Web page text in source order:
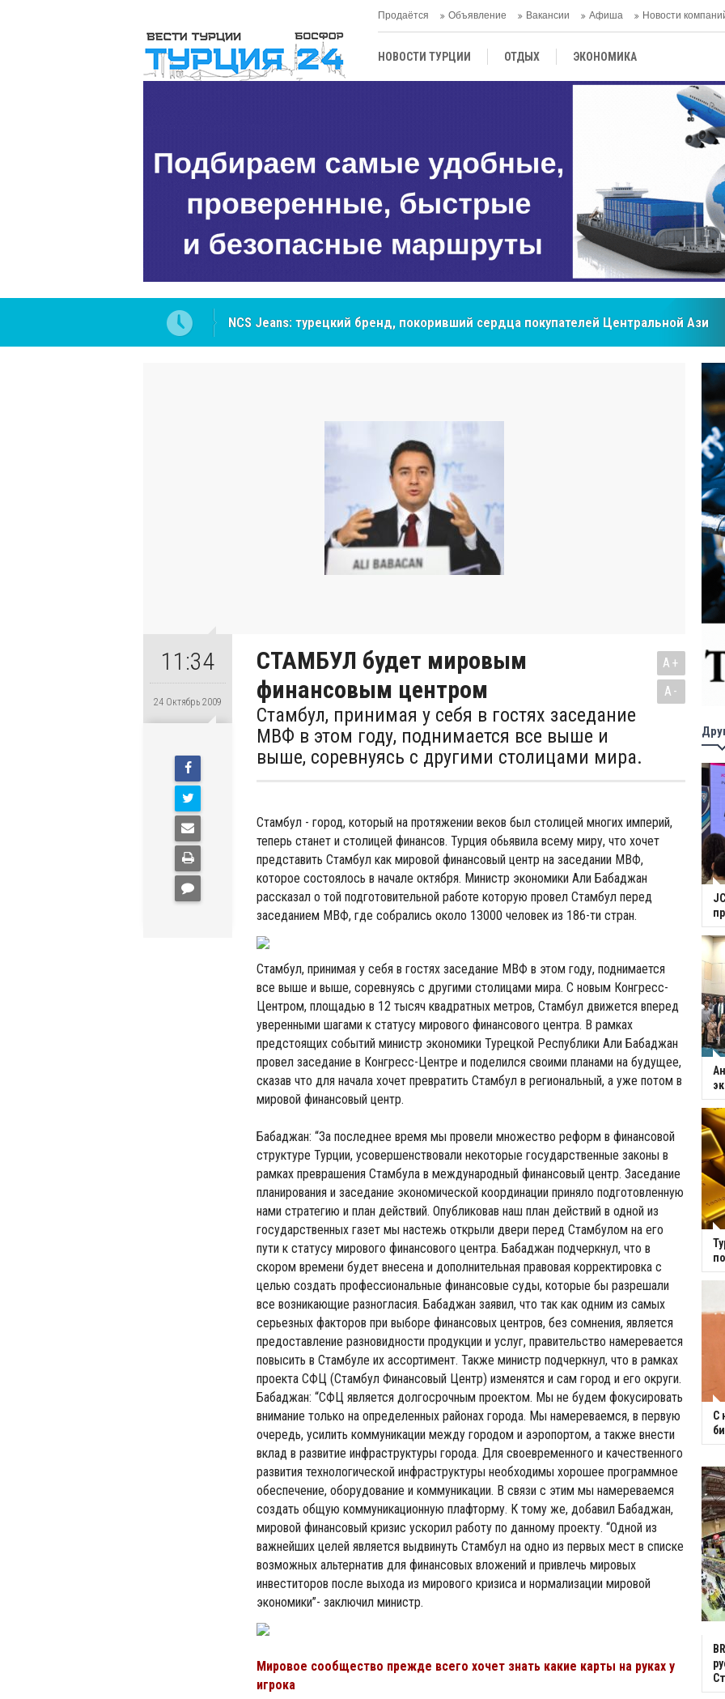
Продаётся Объявление Вакансии Афиша Новости
НОВОСТИ ТУРЦИИ ОТДЫХ ЭКОНОМИКА
ЦЕНТРАЛЬНАЯ АЗИЯ
Cottonhill покоряет мировые рынки
11:34
24 Октябрь 2009
СТАМБУЛ будет мировым
финансовым центром
Стамбул, принимая у себя в гостях заседание
МВФ в этом году, поднимается все выше и
выше, соревнуясь с другими столицами мира.
A+
A-
Стамбул - город, который на протяжении веков был столицей многих империй,
теперь станет и столицей финансов. Турция обьявила всему миру, что хочет
представить Стамбул как мировой финансовый центр на заседании МВФ,
которое состоялось в начале октября. Министр экономики Али Бабаджан
рассказал о той подготовительной работе которую провел Стамбул перед
заседанием МВФ, где собрались около 13000 человек из 186-ти стран.
Стамбул, принимая у себя в гостях заседание МВФ в этом году, поднимается
все выше и выше, соревнуясь с другими столицами мира. С новым Конгресс-
Центром, площадью в 12 тысяч квадратных метров, Стамбул движется вперед
уверенными шагами к статусу мирового финансового центра. В рамках
предстоящих событий министр экономики Турецкой Республики Али Бабаджан
провел заседание в Конгресс-Центре и поделился своими планами на будущее,
сказав что для начала хочет превратить Стамбул в региональный, а уже потом в
мировой финансовый центр.
Бабаджан: “За последнее время мы провели множество реформ в финансовой
структуре Турции, усовершенствовали некоторые государственные законы в
рамках преврашения Стамбула в международный финансовый центр. Заседание
планирования и заседание экономической координации приняло подготовленную
нами стратегию и план действий. Опубликовав наш план действий в одной из
государственных газет мы настежь открыли двери перед Стамбулом на его
пути к статусу мирового финансового центра. Бабаджан подчеркнул, что в
скором времени будет внесена и дополнительная правовая корректировка с
целью создать профессиональные финансовые суды, которые бы разрешали
все возникающие разногласия. Бабаджан заявил, что так как одним из самых
серьезных факторов при выборе финансовых центров, без сомнения, является
предоставление разновидности продукции и услуг, правительство намеревается
повысить в Стамбуле их ассортимент. Также министр подчеркнул, что в рамках
проекта СФЦ (Стамбул Финансовый Центр) изменятся и сам город и его округи.
Бабаджан: “СФЦ является долгосрочным проектом. Мы не будем фокусировать
внимание только на определенных районах города. Мы намереваемся, в первую
очередь, усилить коммуникации между городом и аэропортом, а также внести
вклад в развитие инфраструктуры города. Для своевременного и качественного
развития технологической инфраструктуры необходимы хорошее программное
обеспечение, оборудование и коммуникации. В связи с этим мы намереваемся
создать общую коммуникационную плафторму. К тому же, добавил Бабаджан,
мировой финансовый кризис ускорил работу по данному проекту. “Одной из
важнейших целей является выдвинуть Стамбул на одно из первых мест в списке
возможных альтернатив для финансовых вложений и привлечь мировых
инвеститоров после выхода из мирового кризиса и нормализации мировой
экономики”- заключил министр.
Мировое сообщество прежде всего хочет знать какие карты на руках у
игрока
С